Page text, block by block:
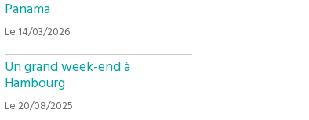
Panama
Le 14/03/2026
Un grand week-end à
Hambourg
Le 20/08/2025